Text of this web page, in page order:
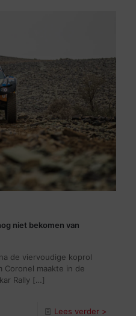
niet bekomen van
de viervoudige koprol
Coronel maakte in de
Rally […]
Lees verder >